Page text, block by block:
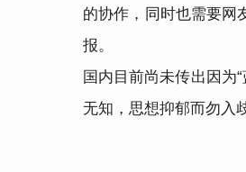
的协作，同时也需要网
报。
国内目前尚未传出因为
无知，思想抑郁而勿入